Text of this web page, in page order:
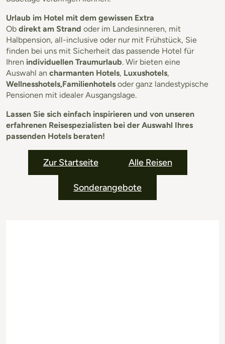
Urlaub im Hotel mit dem gewissen Extra
Ob direkt am Strand oder im Landesinneren, mit
Halbpension, all-inclusive oder nur mit Frühstück, Sie
finden bei uns mit Sicherheit das passende Hotel für
Ihren individuellen Traumurlaub. Wir bieten eine
Auswahl an charmanten Hotels, Luxushotels,
Wellnesshotels,Familienhotels oder ganz landestypische
Pensionen mit idealer Ausgangslage.
Lassen Sie sich einfach inspirieren und von unseren
erfahrenen Reisespezialisten bei der Auswahl Ihres
passenden Hotels beraten!
Zur Startseite Alle Reisen
Sonderangebote